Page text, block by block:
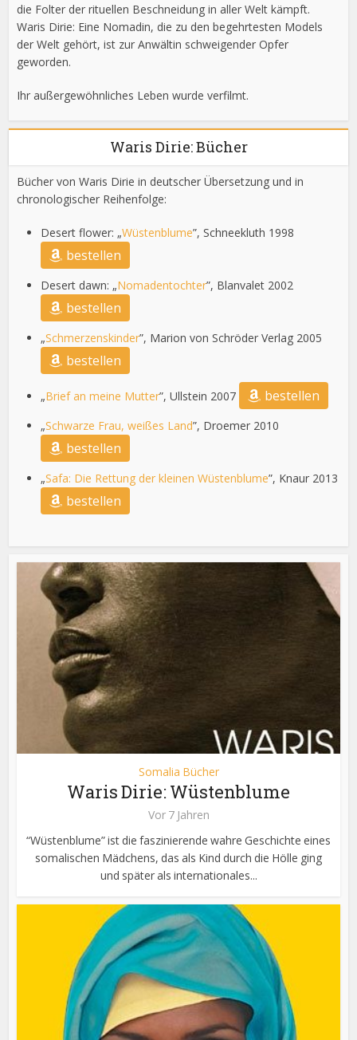
die Folter der rituellen Beschneidung in aller Welt kämpft.
Waris Dirie: Eine Nomadin, die zu den begehrtesten Models
der Welt gehört, ist zur Anwältin schweigender Opfer
geworden.
Ihr außergewöhnliches Leben wurde verfilmt.
Waris Dirie: Bücher
Bücher von Waris Dirie in deutscher Übersetzung und in
chronologischer Reihenfolge:
Desert flower: „Wüstenblume”, Schneekluth 1998
bestellen
Desert dawn: „Nomadentochter”, Blanvalet 2002
bestellen
„Schmerzenskinder”, Marion von Schröder Verlag 2005
bestellen
„Brief an meine Mutter”, Ullstein 2007 bestellen
„Schwarze Frau, weißes Land”, Droemer 2010
bestellen
„Safa: Die Rettung der kleinen Wüstenblume”, Knaur 2013
bestellen
Somalia Bücher
Waris Dirie: Wüstenblume
Vor 7 Jahren
“Wüstenblume” ist die faszinierende wahre Geschichte eines
somalischen Mädchens, das als Kind durch die Hölle ging
und später als internationales...